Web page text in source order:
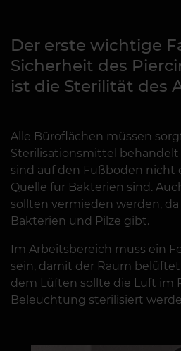
Der erste wichtige
Sicherheit des
ist die Sterilität des
Alle Büroflächen müssen
Sterilisationsmittel behandelt
sind auf den Fußböden nicht
Quelle für Bakterien sind.
sollten vermieden werden,
Bakterien und Pilze gibt.
Im Arbeitsbereich muss ein
sein, damit der Raum
dem Lüften sollte die Luft im
Beleuchtung sterilisiert